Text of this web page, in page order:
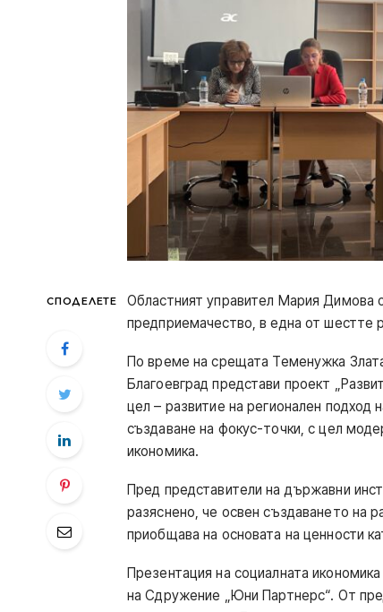
СПОДЕЛЕТЕ
Областният управител Мария Димова
предприемачество, в една от шестте
По време на срещата Теменужка
Благоевград представи проект
цел – развитие на регионален подход
създаване на фокус-точки, с цел
икономика.
Пред представители на държавни
разяснено, че освен създаването на
приобщава на основата на ценности
Презентация на социалната
на Сдружение „Юни Партнерс“. От